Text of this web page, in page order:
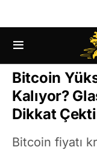
KRIPTO HABERLERI
Bitcoin
Kalıyor?
Dikkat Çekti
Bitcoin fiyatı